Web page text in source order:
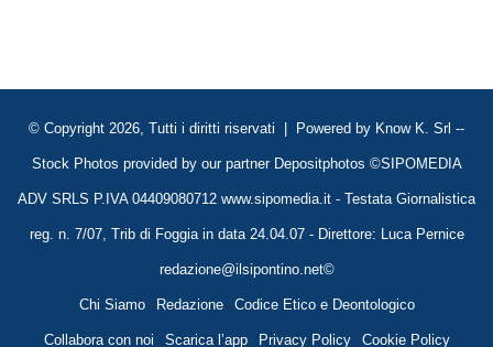
© Copyright 2026, Tutti i diritti riservati | Powered by Know K. Srl --
Stock Photos provided by our partner Depositphotos ©SIPOMEDIA
ADV SRLS P.IVA 04409080712 www.sipomedia.it - Testata Giornalistica
reg. n. 7/07, Trib di Foggia in data 24.04.07 - Direttore: Luca Pernice
redazione@ilsipontino.net©
Chi Siamo Redazione Codice Etico e Deontologico
Collabora con noi Scarica l’app Privacy Policy Cookie Policy